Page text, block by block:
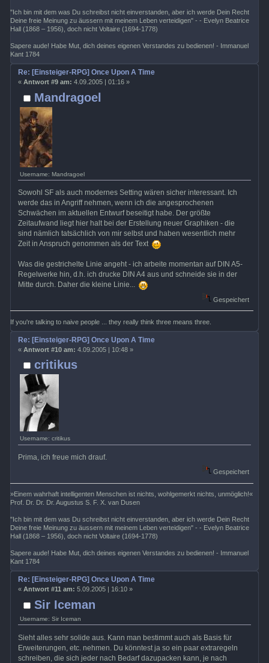
"Ich bin mit dem was Du schreibst nicht einverstanden, aber ich werde Dein Recht
Deine freie Meinung zu äussern mit meinem Leben verteidigen" - - Evelyn Beatrice
Hall (1868 – 1956), doch nicht Voltaire (1694-1778)
Sapere aude! Habe Mut, dich deines eigenen Verstandes zu bedienen! - Immanuel
Kant 1784
Mandragoel
Username: Mandragoel
Re: [Einsteiger-RPG] Once Upon A Time
« Antwort #9 am: 4.09.2005 | 01:16 »
Sowohl SF als auch modernes Setting wären sicher interessant. Ich
werde das in Angriff nehmen, wenn ich die angesprochenen
Schwächen im aktuellen Entwurf beseitigt habe. Der größte
Zeitaufwand liegt hier halt bei der Erstellung neuer Graphiken - die
sind nämlich tatsächlich von mir selbst und haben wesentlich mehr
Zeit in Anspruch genommen als der Text
Was die gestrichelte Linie angeht - ich arbeite momentan auf DIN A5-
Regelwerke hin, d.h. ich drucke DIN A4 aus und schneide sie in der
Mitte durch. Daher die kleine Linie...
Gespeichert
If you're talking to naive people ... they really think three means three.
critikus
Username: critikus
Re: [Einsteiger-RPG] Once Upon A Time
« Antwort #10 am: 4.09.2005 | 10:48 »
Prima, ich freue mich drauf.
Gespeichert
»Einem wahrhaft intelligenten Menschen ist nichts, wohlgemerkt nichts, unmöglich!«
Prof. Dr. Dr. Dr. Augustus S. F. X. van Dusen
"Ich bin mit dem was Du schreibst nicht einverstanden, aber ich werde Dein Recht
Deine freie Meinung zu äussern mit meinem Leben verteidigen" - - Evelyn Beatrice
Hall (1868 – 1956), doch nicht Voltaire (1694-1778)
Sapere aude! Habe Mut, dich deines eigenen Verstandes zu bedienen! - Immanuel
Kant 1784
Sir Iceman
Username: Sir Iceman
Re: [Einsteiger-RPG] Once Upon A Time
« Antwort #11 am: 5.09.2005 | 16:10 »
Sieht alles sehr solide aus. Kann man bestimmt auch als Basis für
Erweiterungen, etc. nehmen. Du könntest ja so ein paar extraregeln
schreiben, die sich jeder nach Bedarf dazupacken kann, je nach